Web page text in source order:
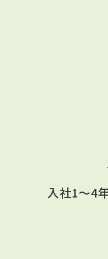
入社1〜4